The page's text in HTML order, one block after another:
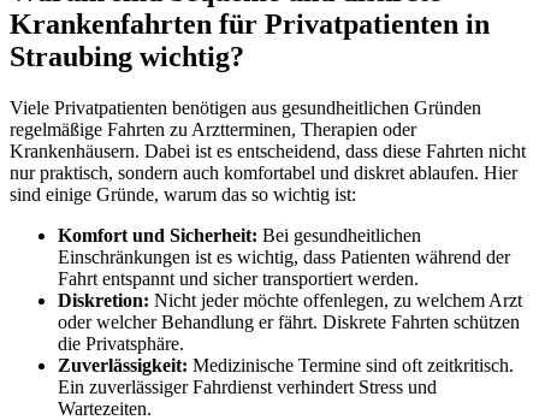
Krankenfahrten für Privatpatienten in
Straubing wichtig?
Viele Privatpatienten benötigen aus gesundheitlichen Gründen
regelmäßige Fahrten zu Arztterminen, Therapien oder
Krankenhäusern. Dabei ist es entscheidend, dass diese Fahrten nicht
nur praktisch, sondern auch komfortabel und diskret ablaufen. Hier
sind einige Gründe, warum das so wichtig ist:
Komfort und Sicherheit: Bei gesundheitlichen
Einschränkungen ist es wichtig, dass Patienten während der
Fahrt entspannt und sicher transportiert werden.
Diskretion: Nicht jeder möchte offenlegen, zu welchem Arzt
oder welcher Behandlung er fährt. Diskrete Fahrten schützen
die Privatsphäre.
Zuverlässigkeit: Medizinische Termine sind oft zeitkritisch.
Ein zuverlässiger Fahrdienst verhindert Stress und
Wartezeiten.